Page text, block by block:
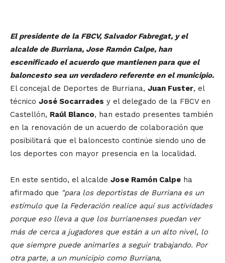
El presidente de la FBCV, Salvador Fabregat, y el
alcalde de Burriana, Jose Ramón Calpe, han
escenificado el acuerdo que mantienen para que el
baloncesto sea un verdadero referente en el municipio.
El concejal de Deportes de Burriana, Juan Fuster, el
técnico José Socarrades y el delegado de la FBCV en
Castellón, Raúl Blanco, han estado presentes también
en la renovación de un acuerdo de colaboración que
posibilitará que el baloncesto continúe siendo uno de
los deportes con mayor presencia en la localidad.
En este sentido, el alcalde Jose Ramón Calpe ha
afirmado que "para los deportistas de Burriana es un
estímulo que la Federación realice aquí sus actividades
porque eso lleva a que los burrianenses puedan ver
más de cerca a jugadores que están a un alto nivel, lo
que siempre puede animarles a seguir trabajando. Por
otra parte, a un municipio como Burriana,